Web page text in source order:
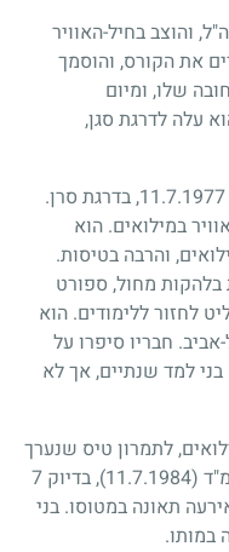
והוצב בחיל-האוויר
את הקורס, והוסמך
שלו, ומיום
עלה לדרגת סגן,
11.7.1977, בדרגת סרן.
במילואים. הוא
והרבה בטיסות.
מחול, ספורט
לחזור ללימודים. הוא
חבריו סיפרו על
למד שנתיים, אך לא
לתמרון טיס שנערך
(11.7.1984) , בדיוק 7
תאונה במטוסו. בני
במותו.